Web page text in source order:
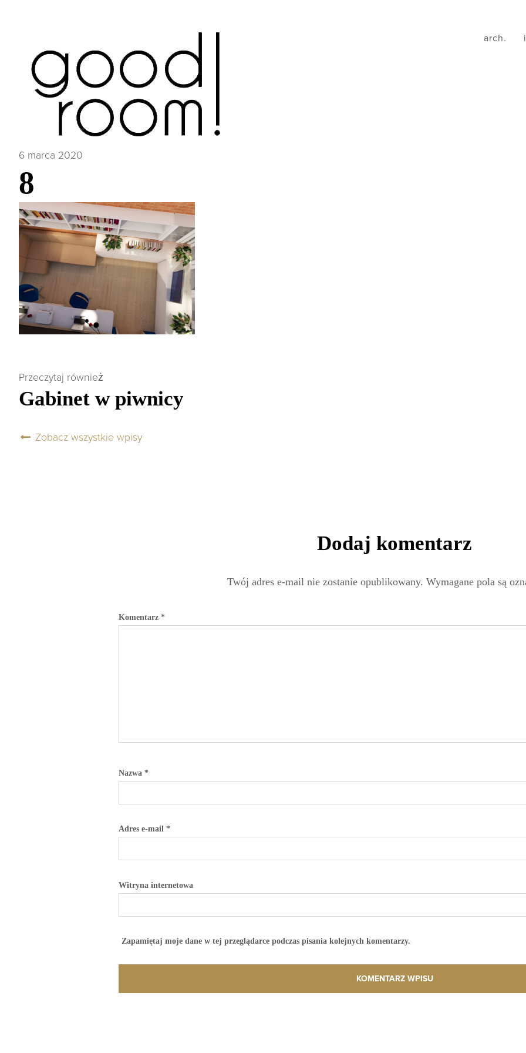
arch.
6 marca 2020
8
Przeczytaj również
Gabinet w piwnicy
Zobacz wszystkie wpisy
Dodaj komentarz
Twój adres e-mail nie zostanie opublikowany. Wymagane pola są
Komentarz *
Nazwa *
Adres e-mail *
Witryna internetowa
Zapamiętaj moje dane w tej przeglądarce podczas pisania kolejnych komentarzy.